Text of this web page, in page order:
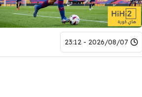
2026/08/07 - 23:12